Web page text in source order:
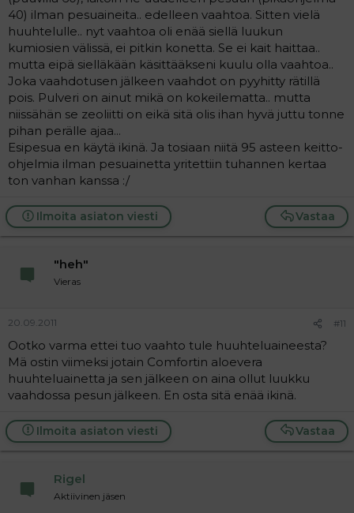
40) ilman pesuaineita.. edelleen vaahtoa. Sitten vielä
huuhtelulle.. nyt vaahtoa oli enää siellä luukun
kumiosien välissä, ei pitkin konetta. Se ei kait haittaa..
mutta eipä sielläkään käsittääkseni kuulu olla vaahtoa..
Joka vaahdotusen jälkeen vaahdot on pyyhitty rätillä
pois. Pulveri on ainut mikä on kokeilematta.. mutta
niissähän se zeoliitti on eikä sitä olis ihan hyvä juttu tonne
pihan perälle ajaa...
Esipesua en käytä ikinä. Ja tosiaan niitä 95 asteen keitto-
ohjelmia ilman pesuainetta yritettiin tuhannen kertaa
ton vanhan kanssa :/
Vastaa
Ilmoita asiaton viesti
"heh"
Vieras
20.09.2011 #11
Ootko varma ettei tuo vaahto tule huuhteluaineesta?
Mä ostin viimeksi jotain Comfortin aloevera
huuhteluainetta ja sen jälkeen on aina ollut luukku
vaahdossa pesun jälkeen. En osta sitä enää ikinä.
Vastaa
Ilmoita asiaton viesti
Rigel
Aktiivinen jäsen